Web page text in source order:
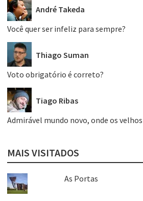
André Takeda
Você quer ser infeliz para sempre?
Thiago Suman
Voto obrigatório é correto?
Tiago Ribas
Admirável mundo novo, onde os
MAIS VISITADOS
As Portas